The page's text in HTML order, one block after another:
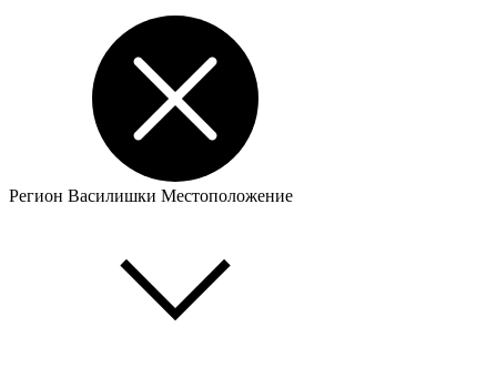
Регион Василишки Местоположение